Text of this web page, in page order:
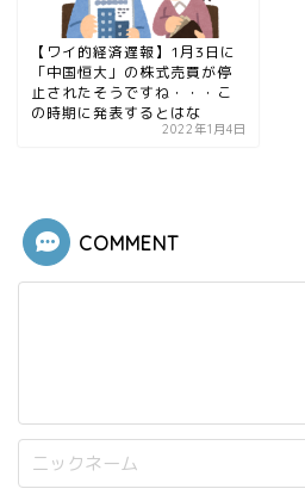
【ワイ的経済遅報】1月3日に
「中国恒大」の株式売買が停
止されたそうですね・・・こ
の時期に発表するとはな
2022年1月4日
COMMENT